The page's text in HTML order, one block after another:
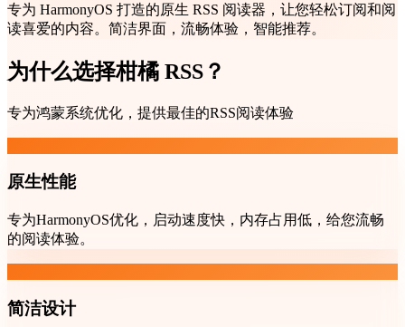
专为 HarmonyOS 打造的原生 RSS 阅读器，让您轻松订阅和阅
读喜爱的内容。简洁界面，流畅体验，智能推荐。
为什么选择柑橘 RSS？
专为鸿蒙系统优化，提供最佳的RSS阅读体验
原生性能
专为HarmonyOS优化，启动速度快，内存占用低，给您流畅
的阅读体验。
简洁设计